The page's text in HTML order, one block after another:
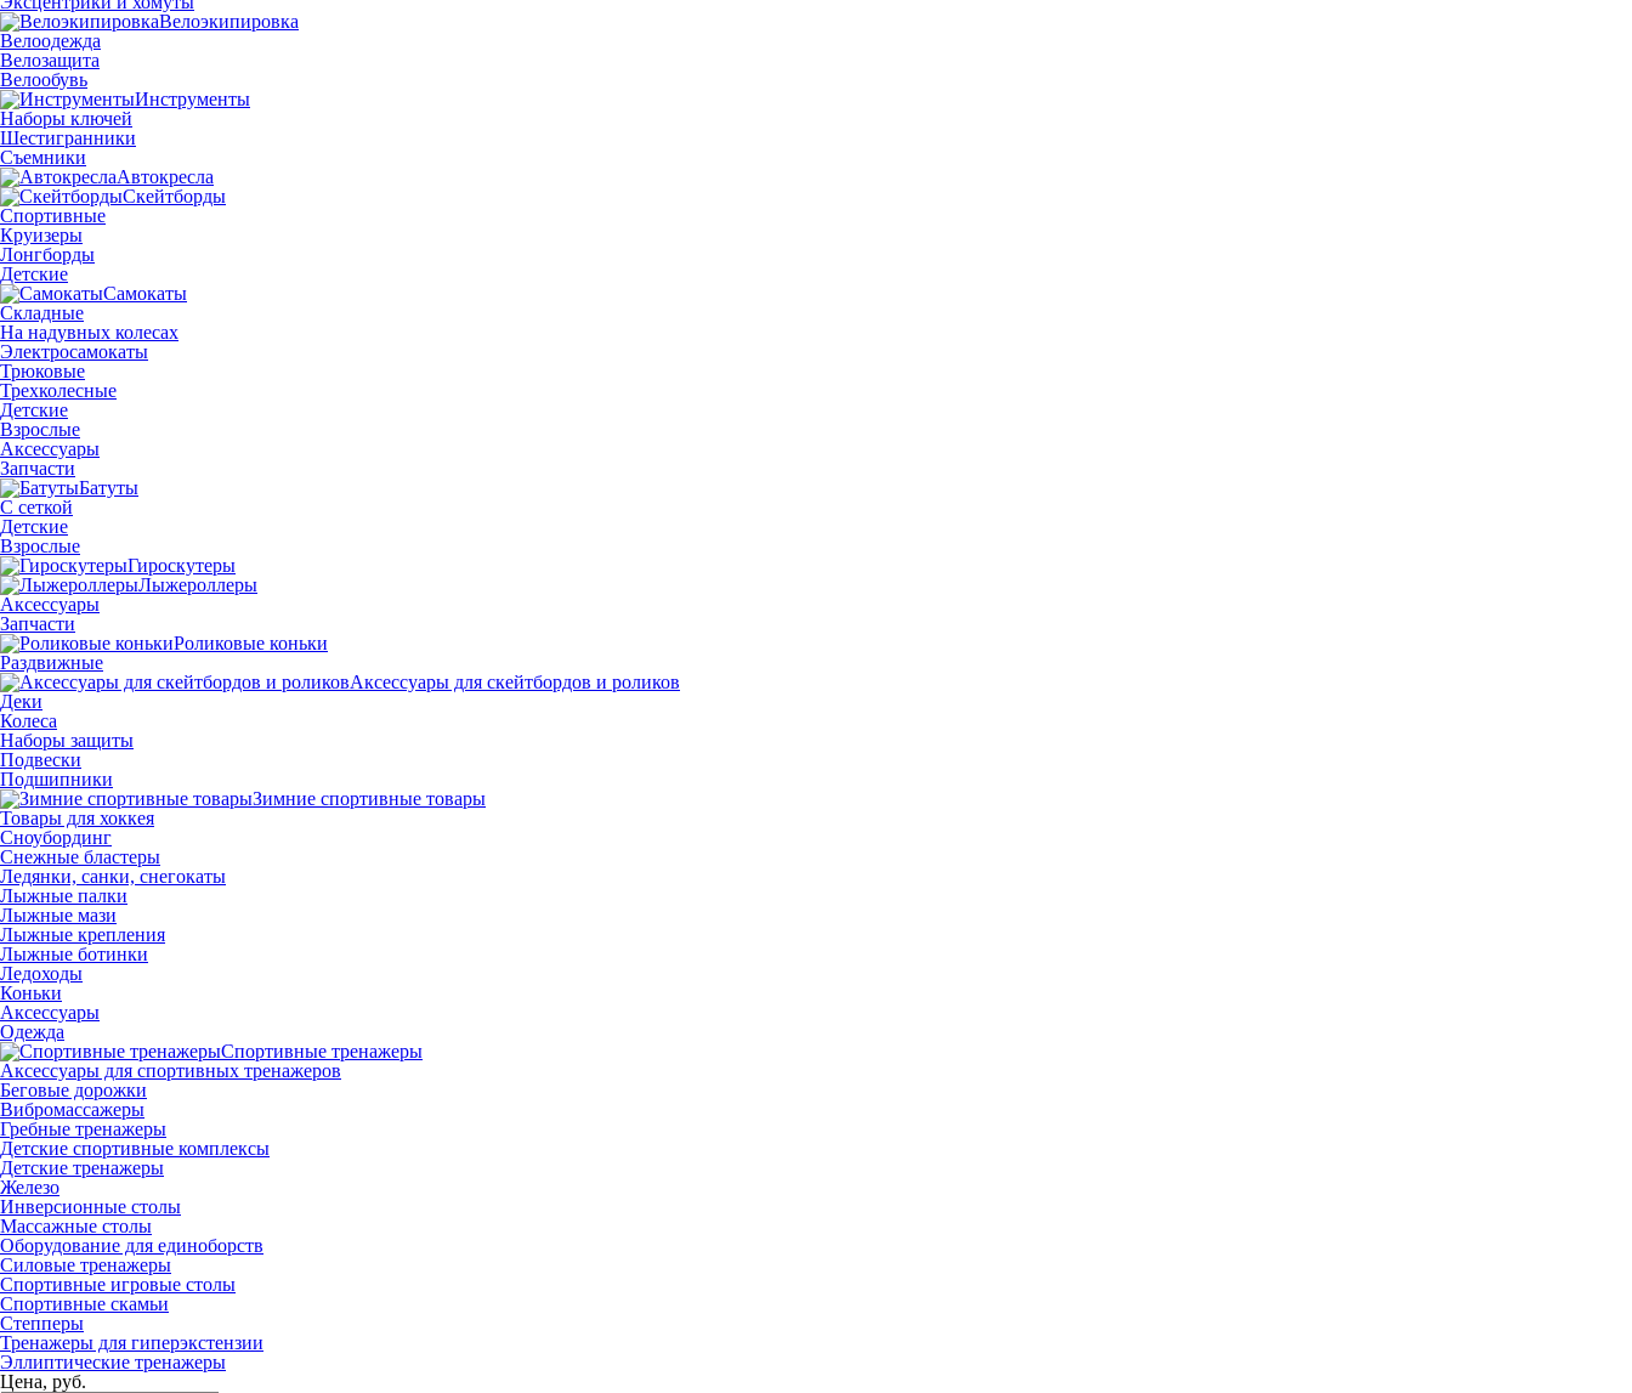
Велоэкипировка
Велоодежда
Велозащита
Велообувь
Инструменты
Наборы ключей
Шестигранники
Съемники
Автокресла
Скейтборды
Спортивные
Круизеры
Лонгборды
Детские
Самокаты
Складные
На надувных колесах
Электросамокаты
Трюковые
Трехколесные
Детские
Взрослые
Аксессуары
Запчасти
Батуты
С сеткой
Детские
Взрослые
Гироскутеры
Лыжероллеры
Аксессуары
Запчасти
Роликовые коньки
Раздвижные
Аксессуары для скейтбордов и роликов
Деки
Колеса
Наборы защиты
Подвески
Подшипники
Зимние спортивные товары
Товары для хоккея
Сноубординг
Снежные бластеры
Ледянки, санки, снегокаты
Лыжные палки
Лыжные мази
Лыжные крепления
Лыжные ботинки
Ледоходы
Коньки
Аксессуары
Одежда
Спортивные тренажеры
Аксессуары для спортивных тренажеров
Беговые дорожки
Вибромассажеры
Гребные тренажеры
Детские спортивные комплексы
Детские тренажеры
Железо
Инверсионные столы
Массажные столы
Оборудование для единоборств
Силовые тренажеры
Спортивные игровые столы
Спортивные скамьи
Степперы
Тренажеры для гиперэкстензии
Эллиптические тренажеры
Цена, руб.